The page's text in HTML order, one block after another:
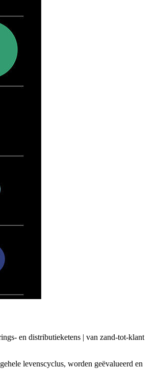
en distributieketens | van zand-tot-klant
levenscyclus, worden geëvalueerd en